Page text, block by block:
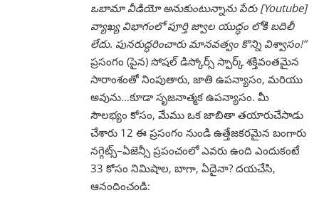
ఒబామా వీడియో అనుకుంటున్నాను పేరు [Youtube]
వ్యాఖ్య విభాగంలో పూర్తి జ్వాల యుద్ధం లోకి బదిలీ
లేదు. పునరుద్ధరించారు మానవత్వం కొన్ని విశ్వాసం!”
ప్రసంగం (పైన) సోషల్ డిస్కోర్స్ స్పార్క్ శక్తివంతమైన
సారాంశంతో నింపుతారు, జాతి ఉపన్యాసం, మరియు
అవును…కూడా సృజనాత్మక ఉపన్యాసం. మీ
సౌలభ్యం కోసం, మేము ఒక జాబితా తయారుచేసాడు
చేశారు 12 ఈ ప్రసంగం నుండి ఉత్తేజకరమైన బంగారు
నగ్గెట్స్–ఏజెన్సీ ప్రపంచంలో ఎవరు ఉంది ఎందుకంటే
33 కోసం నిమిషాల, బాగా, ఏదైనా? దయచేసి,
ఆనందించండి: